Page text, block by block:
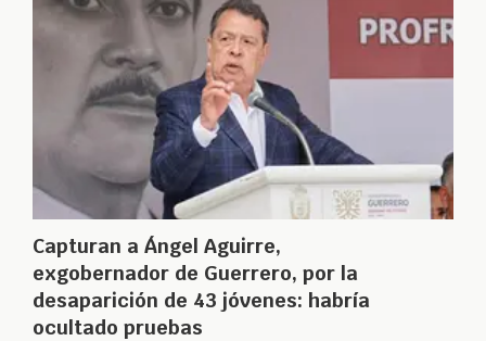
Capturan a Ángel Aguirre,
exgobernador de Guerrero, por la
desaparición de 43 jóvenes: habría
ocultado pruebas